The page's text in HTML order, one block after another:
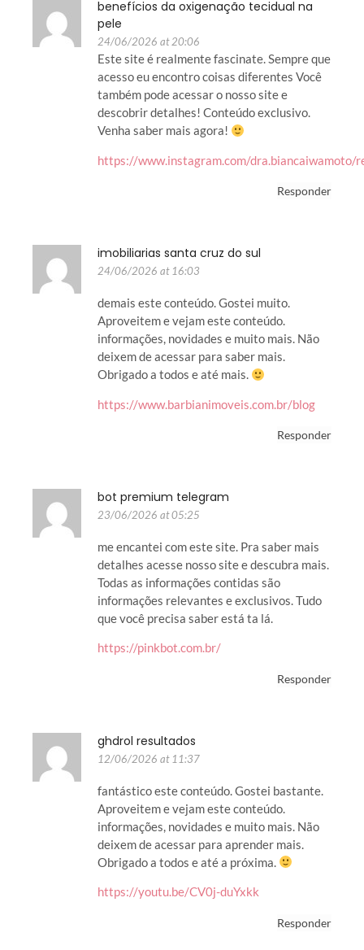
benefícios da oxigenação tecidual na
pele
24/06/2026 at 20:06
Este site é realmente fascinate. Sempre que
acesso eu encontro coisas diferentes Você
também pode acessar o nosso site e
descobrir detalhes! Conteúdo exclusivo.
Venha saber mais agora!
https://www.instagram.com/dra.biancaiwamoto/
Responder
imobiliarias santa cruz do sul
24/06/2026 at 16:03
demais este conteúdo. Gostei muito.
Aproveitem e vejam este conteúdo.
informações, novidades e muito mais. Não
deixem de acessar para saber mais.
Obrigado a todos e até mais.
https://www.barbianimoveis.com.br/blog
Responder
bot premium telegram
23/06/2026 at 05:25
me encantei com este site. Pra saber mais
detalhes acesse nosso site e descubra mais.
Todas as informações contidas são
informações relevantes e exclusivos. Tudo
que você precisa saber está ta lá.
https://pinkbot.com.br/
Responder
ghdrol resultados
12/06/2026 at 11:37
fantástico este conteúdo. Gostei bastante.
Aproveitem e vejam este conteúdo.
informações, novidades e muito mais. Não
deixem de acessar para aprender mais.
Obrigado a todos e até a próxima.
https://youtu.be/CV0j-duYxkk
Responder